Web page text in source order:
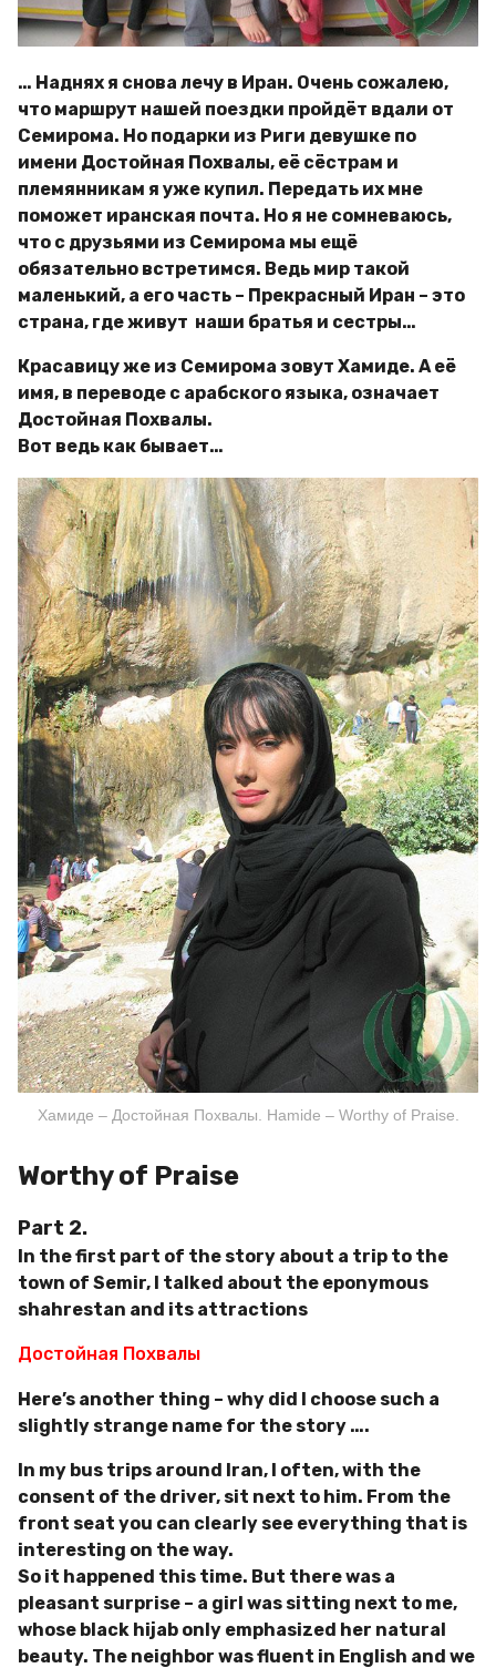
… Наднях я снова лечу в Иран. Очень сожалею,
что маршрут нашей поездки пройдёт вдали от
Семирома. Но подарки из Риги девушке по
имени Достойная Похвалы, её сёстрам и
племянникам я уже купил. Передать их мне
поможет иранская почта. Но я не сомневаюсь,
что с друзьями из Семирома мы ещё
обязательно встретимся. Ведь мир такой
маленький, а его часть – Прекрасный Иран – это
страна, где живут наши братья и сестры…
Красавицу же из Семирома зовут Хамиде. А её
имя, в переводе с арабского языка, означает
Достойная Похвалы.
Вот ведь как бывает…
Хамиде – Достойная Похвалы. Hamide – Worthy of Praise.
Worthy of Praise
Part 2.
In the first part of the story about a trip to the
town of Semir, I talked about the eponymous
shahrestan and its attractions
Достойная Похвалы
Here’s another thing – why did I choose such a
slightly strange name for the story ….
In my bus trips around Iran, I often, with the
consent of the driver, sit next to him. From the
front seat you can clearly see everything that is
interesting on the way.
So it happened this time. But there was a
pleasant surprise – a girl was sitting next to me,
whose black hijab only emphasized her natural
beauty. The neighbor was fluent in English and we